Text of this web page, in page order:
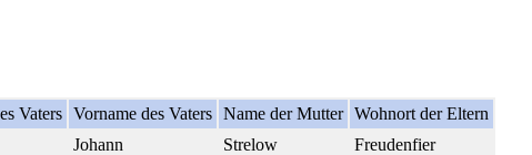
Vaters Vorname des Vaters Name der Mutter Wohnort der Eltern
Johann Strelow
Freudenfier